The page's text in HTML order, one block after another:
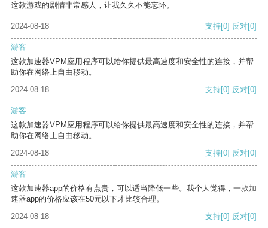
这款游戏的剧情非常感人，让我久久不能忘怀。
2024-08-18 支持[0] 反对[0]
游客
这款加速器VPM应用程序可以给你提供最高速度和安全性的连接，并帮
助你在网络上自由移动。
2024-08-18
支持[0] 反对[0]
游客
这款加速器VPM应用程序可以给你提供最高速度和安全性的连接，并帮
助你在网络上自由移动。
2024-08-18
支持[0] 反对[0]
游客
这款加速器app的价格有点贵，可以适当降低一些。我个人觉得，一款加
速器app的价格应该在50元以下才比较合理。
2024-08-18
支持[0] 反对[0]